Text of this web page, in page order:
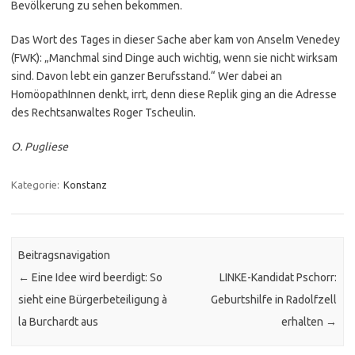
Bevölkerung zu sehen bekommen.
Das Wort des Tages in dieser Sache aber kam von Anselm Venedey
(FWK): „Manchmal sind Dinge auch wichtig, wenn sie nicht wirksam
sind. Davon lebt ein ganzer Berufsstand.“ Wer dabei an
HomöopathInnen denkt, irrt, denn diese Replik ging an die Adresse
des Rechtsanwaltes Roger Tscheulin.
O. Pugliese
Kategorie: Konstanz
Beitragsnavigation
← Eine Idee wird beerdigt: So
sieht eine Bürgerbeteiligung à
la Burchardt aus
LINKE-Kandidat Pschorr:
Geburtshilfe in Radolfzell
erhalten →